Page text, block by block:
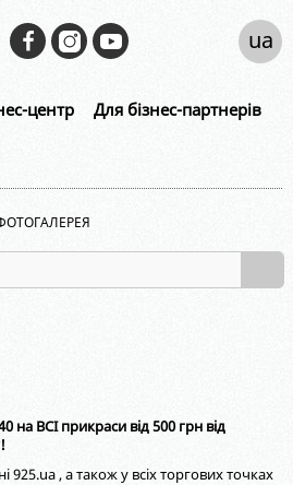
центр Для бізнес-партнерів
ua
на ВСІ прикраси від 500 грн від
925.ua , а також у всіх торгових точках